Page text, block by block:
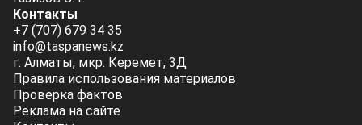
Контакты
+7 (707) 679 34 35
info@taspanews.kz
г. Алматы, мкр. Керемет, 3Д
Правила использования материалов
Проверка фактов
Реклама на сайте